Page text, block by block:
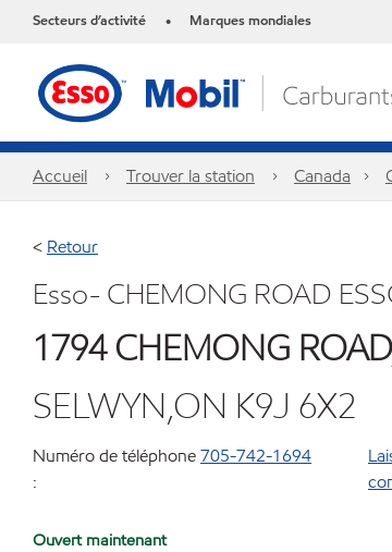
Secteurs d’activité • Marques mondiales
Accueil Trouver la station Canada
< Retour
Esso- CHEMONG ROAD
1794 CHEMONG
SELWYN,ON K9J 6X2
Numéro de téléphone
:
705-742-1694
Ouvert maintenant